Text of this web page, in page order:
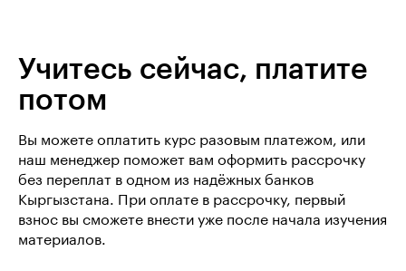
Учитесь сейчас, платите
потом
Вы можете оплатить курс разовым платежом, или
наш менеджер поможет вам оформить рассрочку
без переплат в одном из надёжных банков
Кыргызстана. При оплате в рассрочку, первый
взнос вы сможете внести уже после начала изучения
материалов.